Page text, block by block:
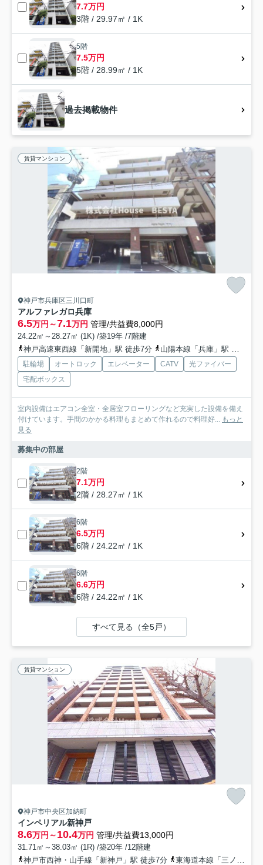
7.7万円
3階 / 29.97㎡ / 1K
5階
7.5万円
5階 / 28.99㎡ / 1K
過去掲載物件
賃貸マンション
神戸市兵庫区三川口町
アルファレガロ兵庫
6.5万円～7.1万円 管理/共益費8,000円
24.22㎡～28.27㎡ (1K) /築19年 /7階建
神戸高速東西線「新開地」駅 徒歩7分
山陽本線「兵庫」駅 徒歩10分
駐輪場 オートロック エレベーター CATV
光ファイバー
宅配ボックス
室内設備はエアコン全室・全居室フローリングなど充実した設備を備え
付けています。手間のかかる料理もまとめて作れるので料理好... もっと
見る
募集中の部屋
2階
7.1万円
2階 / 28.27㎡ / 1K
6階
6.5万円
6階 / 24.22㎡ / 1K
6階
6.6万円
6階 / 24.22㎡ / 1K
すべて見る（全5戸）
賃貸マンション
神戸市中央区加納町
インペリアル新神戸
8.6万円～10.4万円 管理/共益費13,000円
31.71㎡～38.03㎡ (1R) /築20年 /12階建
神戸市西神・山手線「新神戸」駅 徒歩7分
東海道本線「三ノ宮」駅 徒歩11分